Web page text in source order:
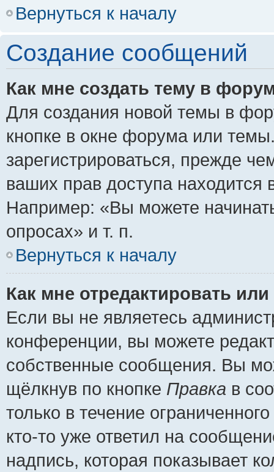
Вернуться к началу
Создание сообщений
Как мне создать тему в
Для создания новой темы в
кнопке в окне форума или
зарегистрироваться, прежде
ваших прав доступа
Например: «Вы можете
опросах» и т. п.
Вернуться к началу
Как мне отредактировать
Если вы не являетесь
конференции, вы можете
собственные сообщения. Вы
щёлкнув по кнопке Правка в
только в течение
кто-то уже ответил на
надпись, которая показывает